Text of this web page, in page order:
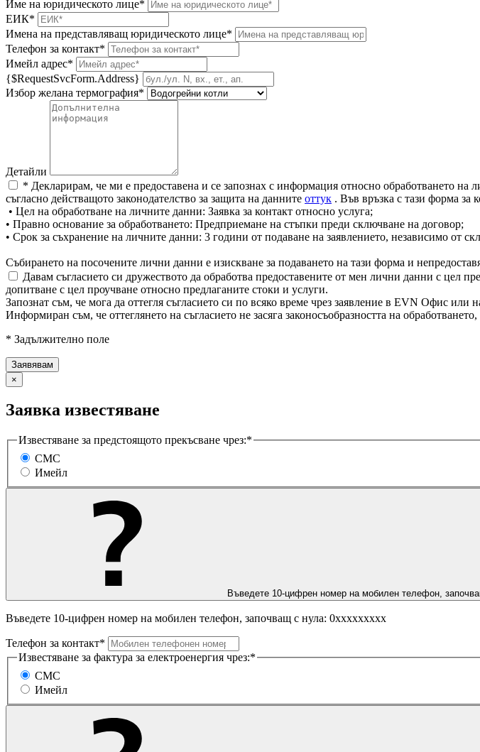
Име на юридическото лице*
ЕИК*
Имена на представляващ юридическото лице*
Телефон за контакт*
Имейл адрес*
{$RequestSvcForm.Address}
Избор желана термография*
Детайли
* Декларирам, че ми е предоставена и се запознах с информация относно обработването на
съгласно действащото законодателство за защита на данните оттук . Във връзка с тази форма за
• Цел на обработване на личните данни: Заявка за контакт относно услуга;
• Правно основание за обработването: Предприемане на стъпки преди сключване на договор;
• Срок за съхранение на личните данни: 3 години от подаване на заявлението, независимо от
Събирането на посочените лични данни е изискване за подаването на тази форма и
Давам съгласието си дружеството да обработва предоставените от мен лични данни с цел
допитване с цел проучване относно предлаганите стоки и услуги.
Запознат съм, че мога да оттегля съгласието си по всяко време чрез заявление в EVN Офис или
Информиран съм, че оттеглянето на съгласието не засяга законосъобразността на
* Задължително поле
×
Заявка известяване
Известяване за предстоящото прекъсване чрез:*
СМС
Имейл
Въведете 10-цифрен номер на мобилен телефон,
Въведете 10-цифрен номер на мобилен телефон, започващ с нула: 0ххххххххх
Телефон за контакт*
Известяване за фактура за електроенергия чрез:*
СМС
Имейл